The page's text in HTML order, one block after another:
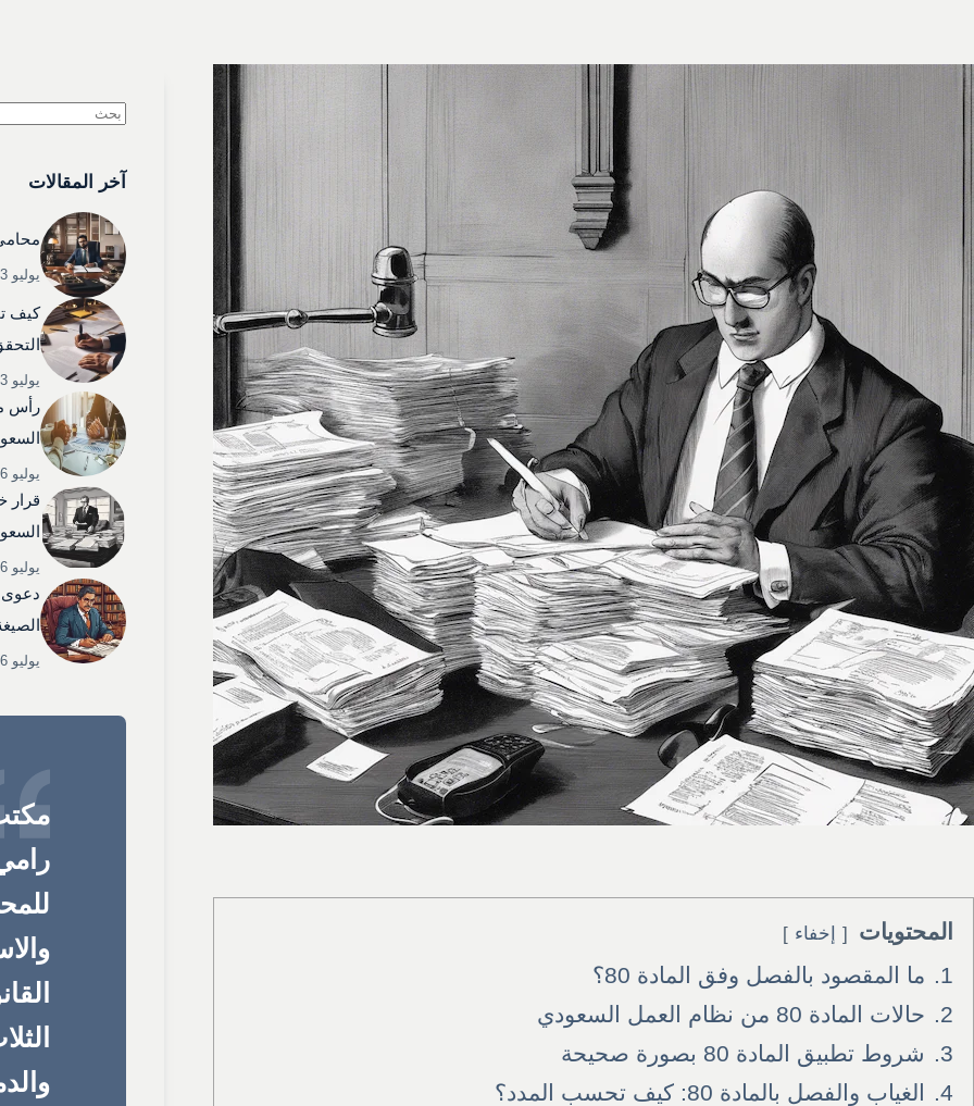
المحتويات إخفاء
1.
ما المقصود بالفصل وفق المادة 80؟
2.
حالات المادة 80 من نظام العمل السعودي
3.
شروط تطبيق المادة 80 بصورة صحيحة
4.
الغياب والفصل بالمادة 80: كيف تحسب المدد؟
توجد
نتائج
آخر المقالات
يوليو 3, 2025
كيف
يوليو 3, 2025
رأس
يوليو 6, 2025
قرار
يوليو 6, 2025
دعوى
يوليو 6, 2025